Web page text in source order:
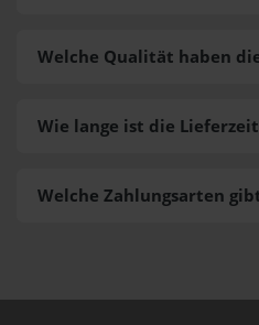
Welche Zahlungsarten
Welche Qualität haben
Wie lange ist die